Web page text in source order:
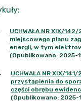
:
UCHWAŁA NR XIX/
miejscowego planu
energii, w tym
(Opublikowano: 2025-
.
UCHWAŁA NR XIX/
przystąpienia do
części obrębu
(Opublikowano: 2025-